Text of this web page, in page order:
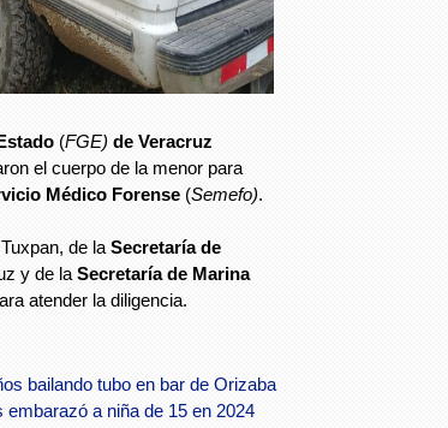
(FGE) de Veracruz
el cuerpo de la menor para
Médico Forense (Semefo).
de la Secretaría de
y de la Secretaría de Marina
atender la diligencia.
bailando tubo en bar de Orizaba
a niña de 15 en 2024